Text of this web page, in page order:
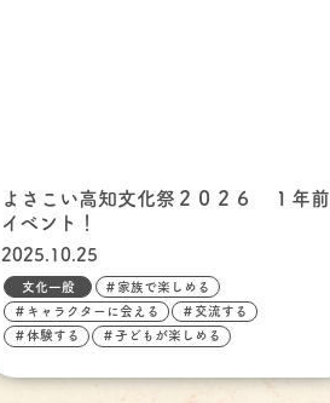
よさこい高知文化祭２０２６ １年前
イベント！
2025.10.25
文化一般 ＃家族で楽しめる
＃キャラクターに会える ＃交流する
＃体験する ＃子どもが楽しめる